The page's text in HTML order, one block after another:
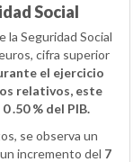
Social
la Seguridad Social
cifra superior
el ejercicio
relativos, este
.50 % del PIB.
se observa un
incremento del 7